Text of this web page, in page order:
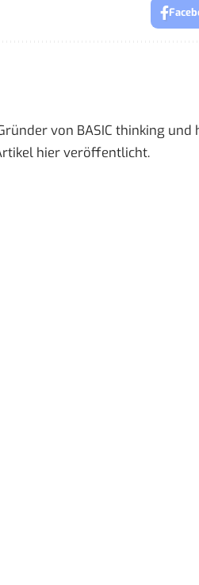
von BASIC thinking
hier veröffentlicht.